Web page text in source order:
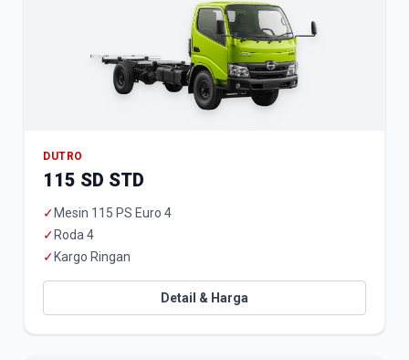
DUTRO
115 SD STD
✓ Mesin 115 PS Euro 4
✓ Roda 4
✓ Kargo Ringan
Detail & Harga